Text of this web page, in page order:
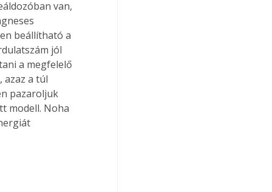
van,
beállítható a
jól
a megfelelő
azaz a túl
pazaroljuk
modell. Noha